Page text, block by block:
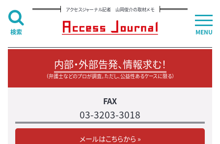
アクセスジャーナル記者 山岡俊介の取材メモ
内部・外部告発、情報求む！
（弁護士などのプロが調査。ただし、公益性あるケースに限る）
FAX
03-3203-3018
メールはこちらから »
MENU
検索